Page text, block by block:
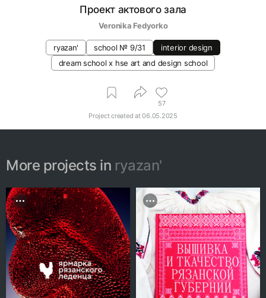
Проект актового зала
Veronika Fedyorko
ryazan' school № 9/31
interior design
dream school x hse art and design school
57
Project created at06.05.2025
More projects in ryazan'